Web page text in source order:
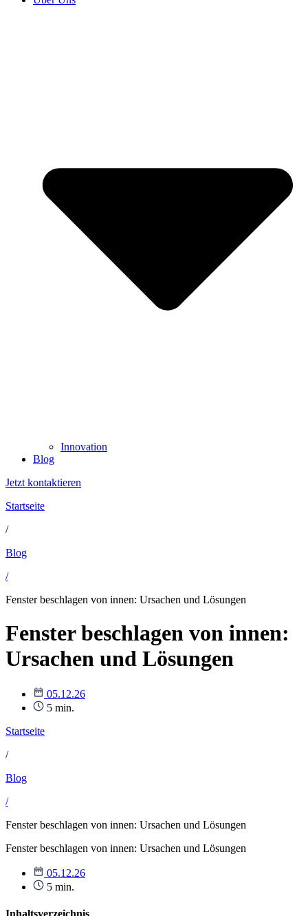
Innovation
Blog
Jetzt kontaktieren
Startseite
/
Blog
/
Fenster beschlagen von innen: Ursachen und Lösungen
Fenster beschlagen von innen:
Ursachen und Lösungen
05.12.26
5 min.
Startseite
/
Blog
/
Fenster beschlagen von innen: Ursachen und Lösungen
Fenster beschlagen von innen: Ursachen und Lösungen
05.12.26
5 min.
Inhaltsverzeichnis